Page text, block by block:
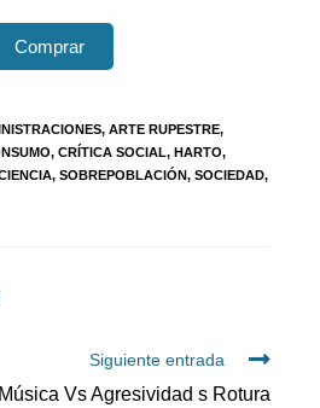
Comprar
, ARTE RUPESTRE,
, CRÍTICA SOCIAL, HARTO,
, SOBREPOBLACIÓN, SOCIEDAD,
Siguiente entrada
Música Vs Agresividad s Rotura